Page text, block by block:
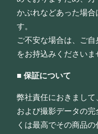
かぶれなどあった場合
す。
ご不安な場合は、ご
をお持込みくださいま
■ 保証について
弊社責任におきまして
および撮影データの
くは最高でその商品